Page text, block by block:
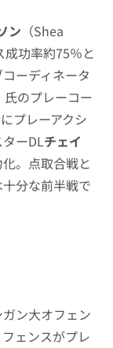
ン （Shea
功率約75％と
ーディネータ
氏のプレーコー
プレーアクシ
ーDLチェイ
化。点取合戦と
分な前半戦で
ン大オフェン
ェンスがプレ